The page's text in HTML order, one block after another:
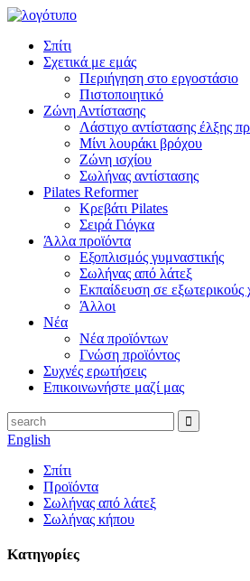
Σπίτι
Σχετικά με εμάς
Περιήγηση στο εργοστάσιο
Πιστοποιητικό
Ζώνη Αντίστασης
Λάστιχο αντίστασης έλξης
Μίνι λουράκι βρόχου
Ζώνη ισχίου
Σωλήνας αντίστασης
Pilates Reformer
Κρεβάτι Pilates
Σειρά Γιόγκα
Άλλα προϊόντα
Εξοπλισμός γυμναστικής
Σωλήνας από λάτεξ
Εκπαίδευση σε εξωτερικούς
Άλλοι
Νέα
Νέα προϊόντων
Γνώση προϊόντος
Συχνές ερωτήσεις
Επικοινωνήστε μαζί μας
English
Σπίτι
Προϊόντα
Σωλήνας από λάτεξ
Σωλήνας κήπου
Κατηγορίες